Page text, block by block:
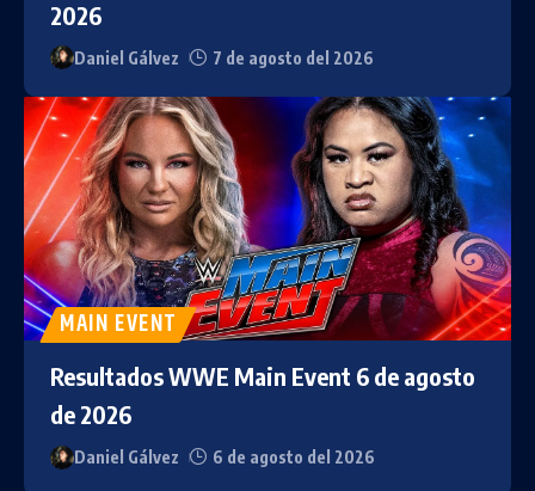
2026
Daniel Gálvez 7 de agosto del 2026
MAIN EVENT
Resultados WWE Main Event 6 de agosto
de 2026
Daniel Gálvez 6 de agosto del 2026